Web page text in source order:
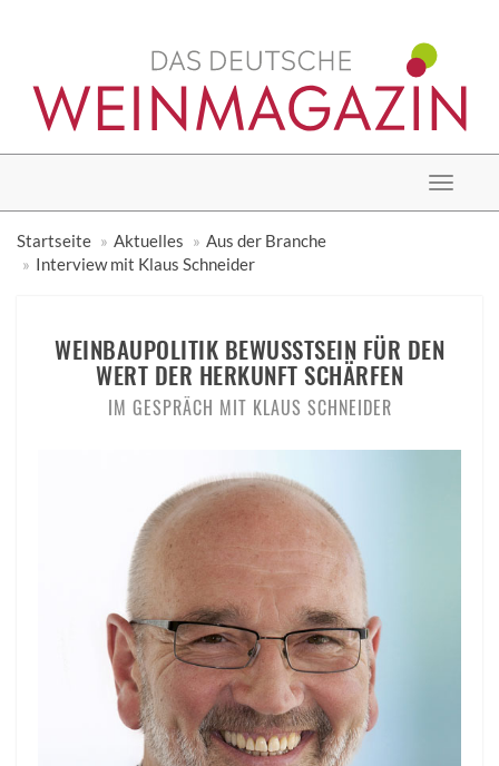
Toggle
Startseite
Aktuelles
Aus der Branche
Interview mit Klaus Schneider
WEINBAUPOLITIK BEWUSSTSEIN FÜR DEN
WERT DER HERKUNFT SCHÄRFEN
IM GESPRÄCH MIT KLAUS SCHNEIDER